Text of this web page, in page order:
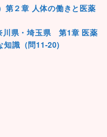
第２章 人体の働きと医薬
県・埼玉県 第1章 医薬
知識（問11-20)